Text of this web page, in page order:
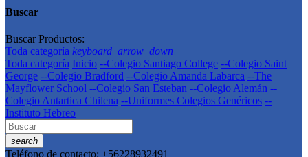
Buscar
Buscar Productos:
Toda categoría keyboard_arrow_down
Toda categoría Inicio --Colegio Santiago College --Colegio Saint
George --Colegio Bradford --Colegio Amanda Labarca --The
Mayflower School --Colegio San Esteban --Colegio Alemán --
Colegio Antartica Chilena --Uniformes Colegios Genéricos --
Instituto Hebreo
search
Teléfono de contacto: +56228932491